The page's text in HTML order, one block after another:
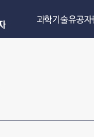
과학기술유공자